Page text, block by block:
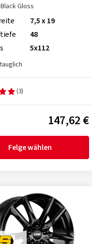
Gloss
7,5 x 19
48
5x112
(3)
147,62 €
Felge wählen